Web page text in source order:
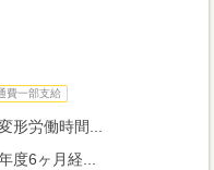
費一部支給
形労働時間...
度6ヶ月経...